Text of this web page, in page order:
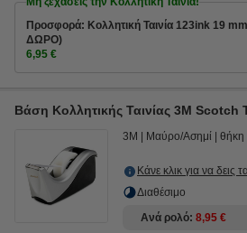
Προσφορά: Κολλητική Ταινία 123ink 19 mm x 33 m (7+1
ΔΩΡΟ)
6,95 €
Βάση Κολλητικής Ταινίας 3M
3M Μαύρο/Ασημί θήκη
Κάνε κλικ για να δεις
Διαθέσιμο
Ανά ρολό 8,95 €